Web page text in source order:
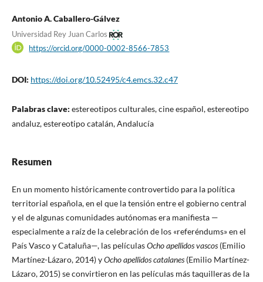
Antonio A. Caballero-Gálvez
Universidad Rey Juan Carlos
https://orcid.org/0000-0002-8566-7853
DOI: https://doi.org/10.52495/c4.emcs.32.c47
Palabras clave: estereotipos culturales, cine español, estereotipo
andaluz, estereotipo catalán, Andalucía
Resumen
En un momento históricamente controvertido para la política
territorial española, en el que la tensión entre el gobierno central
y el de algunas comunidades autónomas era manifiesta —
especialmente a raíz de la celebración de los «referéndums» en el
País Vasco y Cataluña—, las películasOcho apellidos vascos(Emilio
Martínez-Lázaro, 2014) yOcho apellidos catalanes(Emilio Martínez-
Lázaro, 2015) se convirtieron en las películas más taquilleras de la